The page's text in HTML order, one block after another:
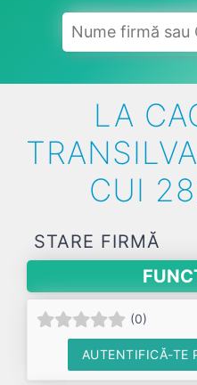
LA
CUI
STARE FIRMĂ
(0)
AUTENTIFICĂ-TE